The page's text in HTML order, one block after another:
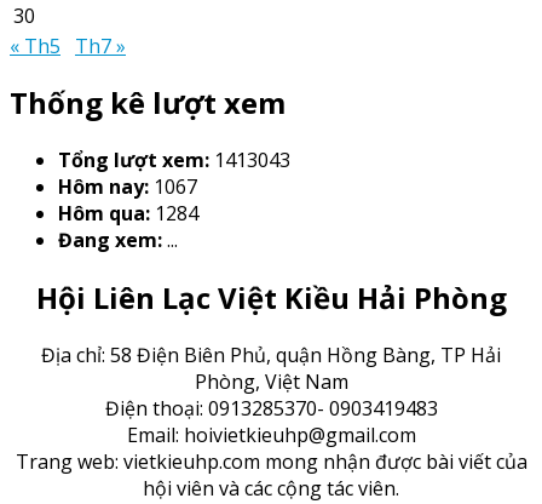
30
« Th5
Th7 »
Thống kê lượt xem
Tổng lượt xem: 1413043
Hôm nay: 1067
Hôm qua: 1284
Đang xem:...
Hội Liên Lạc Việt Kiều Hải Phòng
Địa chỉ: 58 Điện Biên Phủ, quận Hồng Bàng, TP Hải
Phòng, Việt Nam
Điện thoại: 0913285370- 0903419483
Email: hoivietkieuhp@gmail.com
Trang web: vietkieuhp.com mong nhận được bài viết của
hội viên và các cộng tác viên.